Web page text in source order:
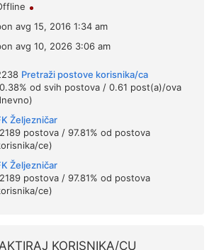
avg 15, 2016 1:34 am
avg 10, 2026 3:06 am
Pretraži postove korisnika/ca
od svih postova / 0.61 post(a)/ova
Željezničar
postova / 97.81% od postova
ce)
Željezničar
postova / 97.81% od postova
ce)
KORISNIKA/CU